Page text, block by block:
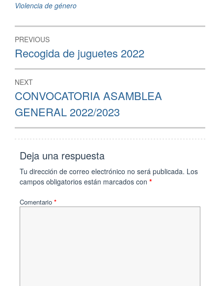
Violencia de género
PREVIOUS
Recogida de juguetes 2022
NEXT
CONVOCATORIA ASAMBLEA
GENERAL 2022/2023
Deja una respuesta
Tu dirección de correo electrónico no será publicada. Los
campos obligatorios están marcados con *
Comentario *